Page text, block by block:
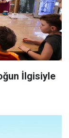
İlgisiyle